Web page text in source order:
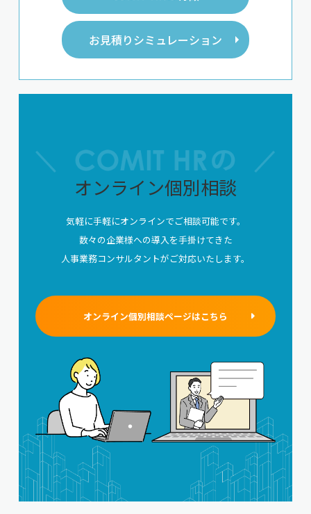
お見積りシミュレーション
オンライン個別相談
気軽に手軽にオンラインでご相談可能です。
数々の企業様への導入を手掛けてきた
人事業務コンサルタントがご対応いたします。
オンライン個別相談ページはこちら